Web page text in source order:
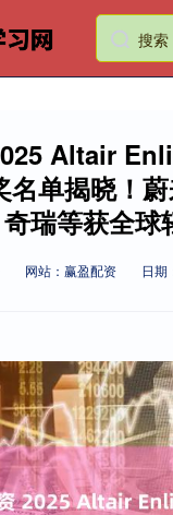
Altair
单揭晓！
瑞等获全球
网站：赢盈配资
日期